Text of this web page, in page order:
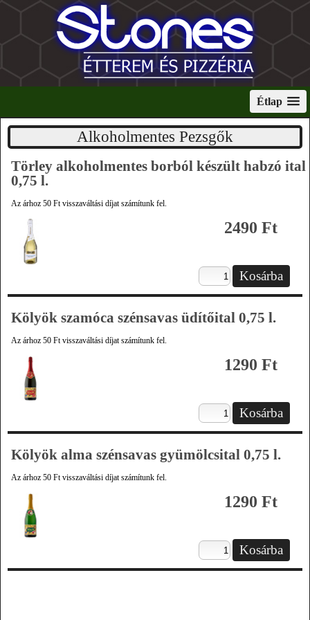
Étlap
Alkoholmentes Pezsgők
Törley alkoholmentes borból készült habzó ital
0,75 l.
Az árhoz 50 Ft visszaváltási díjat számítunk fel.
2490 Ft
Kölyök szamóca szénsavas üdítőital 0,75 l.
Az árhoz 50 Ft visszaváltási díjat számítunk fel.
1290 Ft
Kölyök alma szénsavas gyümölcsital 0,75 l.
Az árhoz 50 Ft visszaváltási díjat számítunk fel.
1290 Ft